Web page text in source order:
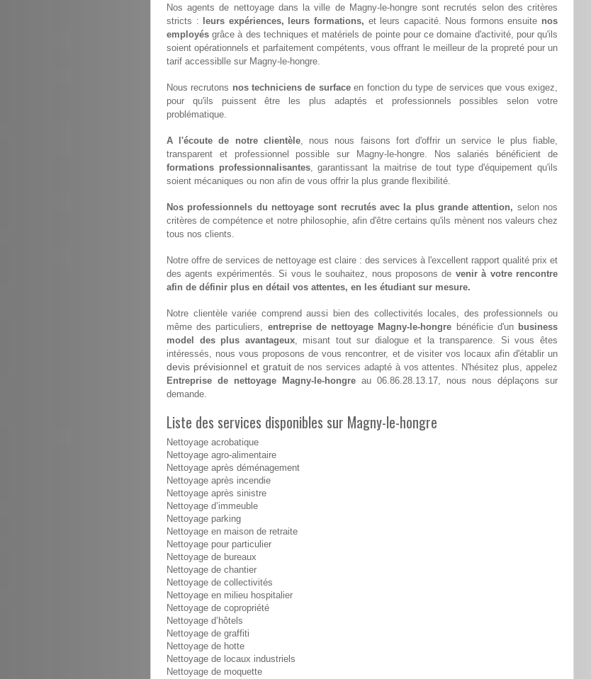
Nos agents de nettoyage dans la ville de Magny-le-hongre sont recrutés selon des critères
stricts :
leurs expériences, leurs formations, et leurs capacité. Nous formons ensuite nos
employés grâce à des techniques et matériels de pointe pour ce domaine d'activité, pour qu'ils
soient opérationnels et parfaitement compétents, vous offrant le meilleur de la propreté pour un
tarif accessiblle sur Magny-le-hongre.
Nous recrutons nos techniciens de surfaceen fonction du type de services que vous exigez,
pour qu'ils puissent être les plus adaptés et professionnels possibles selon votre
problématique.
A l'écoute de notre clientèle, nous nous faisons fort d'offrir un service le plus fiable,
transparent et professionnel possible sur Magny-le-hongre. Nos salariés bénéficient de
formations professionnalisantes, garantissant la maitrise de tout type d'équipement qu'ils
soient mécaniques ou non afin de vous offrir la plus grande flexibilité.
Nos professionnels du nettoyage sont recrutés avec la plus grande attention, selon nos
critères de compétence et notre philosophie, afin d'être certains qu'ils mènent nos valeurs chez
tous nos clients.
Notre offre de services de nettoyage est claire : des services à l'excellent rapport qualité prix et
des agents expérimentés. Si vous le souhaitez, nous proposons de venir à votre rencontre
afin de définir plus en détail vos attentes, en les étudiant sur mesure.
Notre clientèle variée comprend aussi bien des collectivités locales, des professionnels ou
même des particuliers, entreprise de nettoyage Magny-le-hongre bénéficie d'un business
model des plus avantageux, misant tout sur dialogue et la transparence. Si vous êtes
intéressés, nous vous proposons de vous rencontrer, et de visiter vos locaux afin d'établir un
devis prévisionnel et gratuitde nos services adapté à vos attentes. N'hésitez plus, appelez
Entreprise de nettoyage Magny-le-hongre au 06.86.28.13.17, nous nous déplaçons sur
demande.
Liste des services disponibles sur Magny-le-hongre
Nettoyage acrobatique
Nettoyage agro-alimentaire
Nettoyage après déménagement
Nettoyage après incendie
Nettoyage après sinistre
Nettoyage d’immeuble
Nettoyage parking
Nettoyage en maison de retraite
Nettoyage pour particulier
Nettoyage de bureaux
Nettoyage de chantier
Nettoyage de collectivités
Nettoyage en milieu hospitalier
Nettoyage de copropriété
Nettoyage d’hôtels
Nettoyage de graffiti
Nettoyage de hotte
Nettoyage de locaux industriels
Nettoyage de moquette